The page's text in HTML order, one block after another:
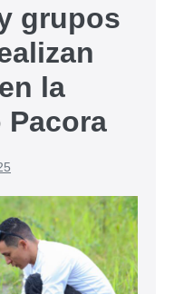
grupos
la